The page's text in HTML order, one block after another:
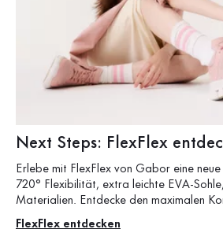
Next Steps: FlexFlex
Erlebe mit FlexFlex von Gabor eine
720° Flexibilität, extra leichte EVA-
Materialien. Entdecke den maximalen
FlexFlex entdecken